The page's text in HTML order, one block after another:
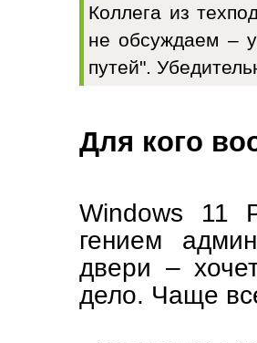
Коллега из
не обсуждаем –
путей".
Для кого
Windows 11
гением
двери –
дело. Чаще